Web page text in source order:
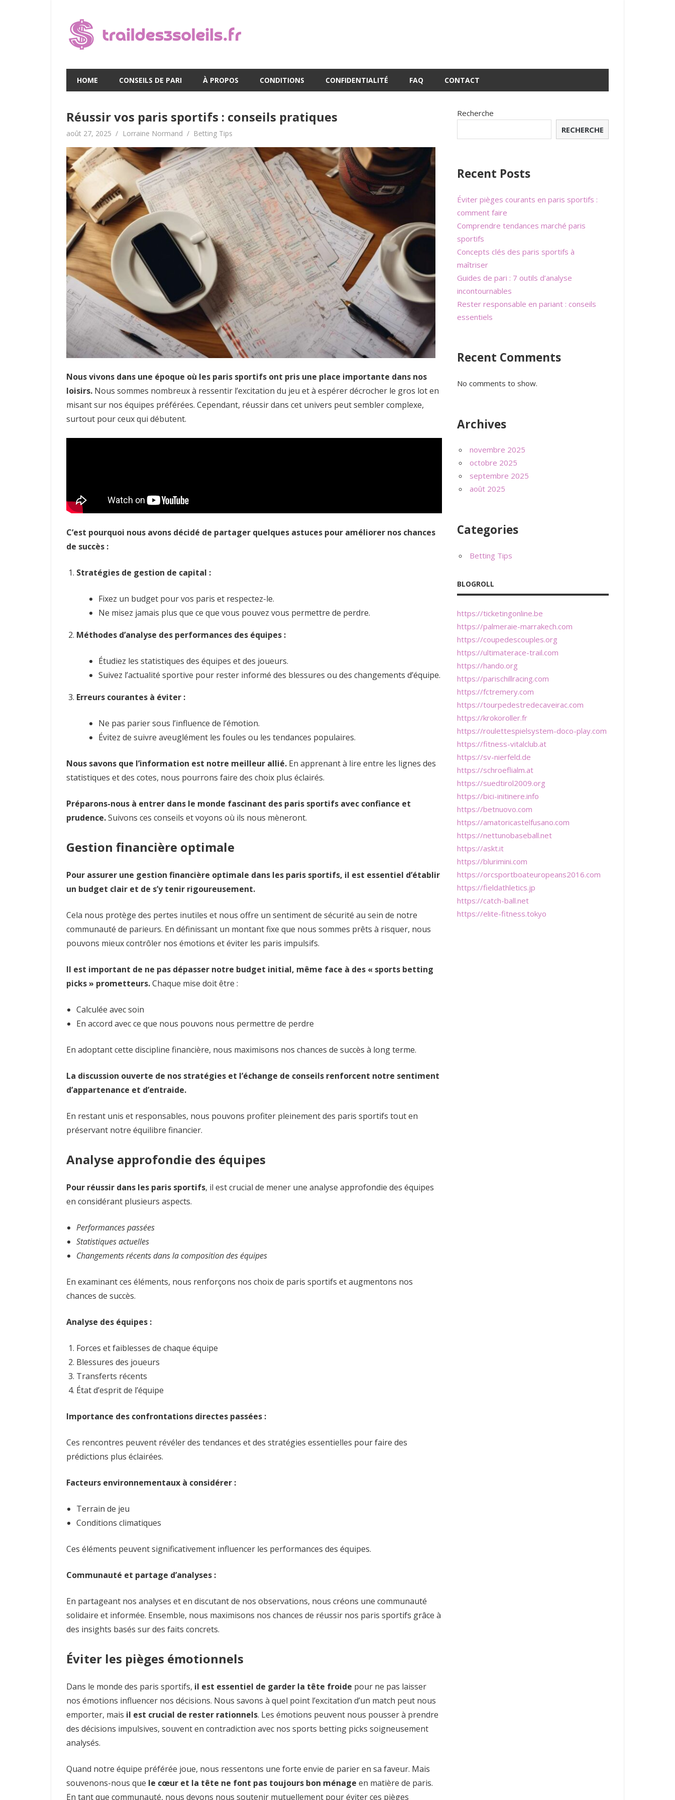
content
HOME CONSEILS DE PARI À PROPOS CONDITIONS CONFIDENTIALITÉ FAQ CONTACT
Réussir vos paris sportifs : conseils pratiques
août 27, 2025 Lorraine Normand Betting Tips
Nous vivons dans une époque où les paris sportifs ont pris une place importante dans nos
loisirs. Nous sommes nombreux à ressentir l’excitation du jeu et à espérer décrocher le gros lot en
misant sur nos équipes préférées. Cependant, réussir dans cet univers peut sembler complexe,
surtout pour ceux qui débutent.
C’est pourquoi nous avons décidé de partager quelques astuces pour améliorer nos chances
de succès :
Stratégies de gestion de capital :
Fixez un budget pour vos paris et respectez-le.
Ne misez jamais plus que ce que vous pouvez vous permettre de perdre.
Méthodes d’analyse des performances des équipes :
Étudiez les statistiques des équipes et des joueurs.
Suivez l’actualité sportive pour rester informé des blessures ou des changements d’équipe.
Erreurs courantes à éviter :
Ne pas parier sous l’influence de l’émotion.
Évitez de suivre aveuglément les foules ou les tendances populaires.
Nous savons que l’information est notre meilleur allié. En apprenant à lire entre les lignes des
statistiques et des cotes, nous pourrons faire des choix plus éclairés.
Préparons-nous à entrer dans le monde fascinant des paris sportifs avec confiance et
prudence.Suivons ces conseils et voyons où ils nous mèneront.
Gestion financière optimale
Pour assurer une gestion financière optimale dans les paris sportifs, il est essentiel d’établir
un budget clair et de s’y tenir rigoureusement.
Cela nous protège des pertes inutiles et nous offre un sentiment de sécurité au sein de notre
communauté de parieurs. En définissant un montant fixe que nous sommes prêts à risquer, nous
pouvons mieux contrôler nos émotions et éviter les paris impulsifs.
Il est important de ne pas dépasser notre budget initial, même face à des « sports betting
picks » prometteurs.Chaque mise doit être :
Calculée avec soin
En accord avec ce que nous pouvons nous permettre de perdre
En adoptant cette discipline financière, nous maximisons nos chances de succès à long terme.
La discussion ouverte de nos stratégies et l’échange de conseils renforcent notre sentiment
d’appartenance et d’entraide.
En restant unis et responsables, nous pouvons profiter pleinement des paris sportifs tout en
préservant notre équilibre financier.
Analyse approfondie des équipes
Pour réussir dans les paris sportifs, il est crucial de mener une analyse approfondie des équipes
en considérant plusieurs aspects.
Performances passées
Statistiques actuelles
Changements récents dans la composition des équipes
En examinant ces éléments, nous renforçons nos choix de paris sportifs et augmentons nos
chances de succès.
Analyse des équipes :
Forces et faiblesses de chaque équipe
Blessures des joueurs
Transferts récents
État d’esprit de l’équipe
Importance des confrontations directes passées :
Ces rencontres peuvent révéler des tendances et des stratégies essentielles pour faire des
prédictions plus éclairées.
Facteurs environnementaux à considérer :
Terrain de jeu
Conditions climatiques
Ces éléments peuvent significativement influencer les performances des équipes.
Communauté et partage d’analyses :
En partageant nos analyses et en discutant de nos observations, nous créons une communauté
solidaire et informée. Ensemble, nous maximisons nos chances de réussir nos paris sportifs grâce à
des insights basés sur des faits concrets.
Éviter les pièges émotionnels
Dans le monde des paris sportifs, il est essentiel de garder la tête froide pour ne pas laisser
nos émotions influencer nos décisions. Nous savons à quel point l’excitation d’un match peut nous
emporter, mais il est crucial de rester rationnels. Les émotions peuvent nous pousser à prendre
des décisions impulsives, souvent en contradiction avec nos sports betting picks soigneusement
analysés.
Quand notre équipe préférée joue, nous ressentons une forte envie de parier en sa faveur. Mais
souvenons-nous que le cœur et la tête ne font pas toujours bon ménage en matière de paris.
En tant que communauté, nous devons nous soutenir mutuellement pour éviter ces pièges
Recherche
RECHERCHE
Recent Posts
Éviter pièges courants en paris sportifs :
comment faire
Comprendre tendances marché paris
sportifs
Concepts clés des paris sportifs à
maîtriser
Guides de pari : 7 outils d’analyse
incontournables
Rester responsable en pariant : conseils
essentiels
Recent Comments
No comments to show.
Archives
novembre 2025
octobre 2025
septembre 2025
août 2025
Categories
Betting Tips
BLOGROLL
https://ticketingonline.be
https://palmeraie-marrakech.com
https://coupedescouples.org
https://ultimaterace-trail.com
https://hando.org
https://parischillracing.com
https://fctremery.com
https://tourpedestredecaveirac.com
https://krokoroller.fr
https://roulettespielsystem-doco-play.com
https://fitness-vitalclub.at
https://sv-nierfeld.de
https://schroeflialm.at
https://suedtirol2009.org
https://bici-initinere.info
https://betnuovo.com
https://amatoricastelfusano.com
https://nettunobaseball.net
https://askt.it
https://blurimini.com
https://orcsportboateuropeans2016.com
https://fieldathletics.jp
https://catch-ball.net
https://elite-fitness.tokyo